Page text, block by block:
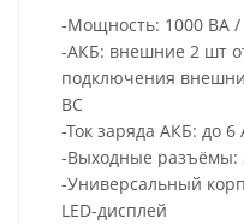
-Мощность: 1000 ВА /
-АКБ: внешние 2 шт
подключения
BC
-Ток заряда АКБ: до 6
-Выходные разъёмы:
-Универсальный
LED-дисплей